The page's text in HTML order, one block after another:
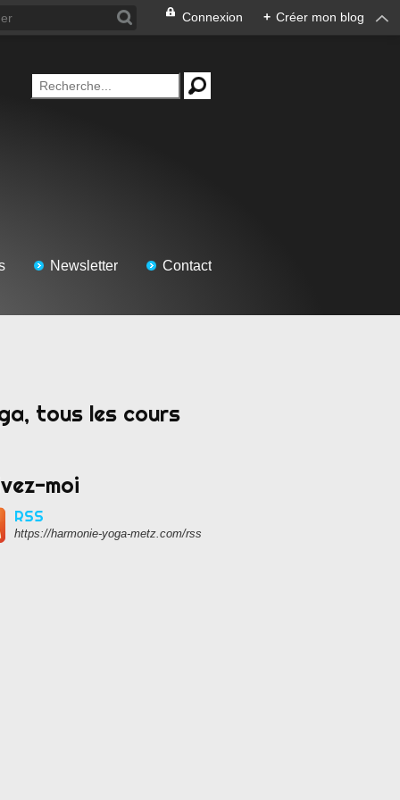
Connexion + Créer mon blog
Newsletter Contact
tous les cours
moi
RSS
https://harmonie-yoga-metz.com/rss